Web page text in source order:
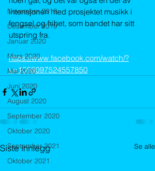
November 2019
Desember 2019
Januar 2020
Mars 2020
Mai 2020
Juni 2020
August 2020
September 2020
Oktober 2020
September 2021
Oktober 2021
intensjonen med prosjektet musikk i
fengsel og frihet, som bandet har sitt
utspring fra.
https://www.facebook.com/watch/?
v=1068097524557850
Siste innlegg Se alle